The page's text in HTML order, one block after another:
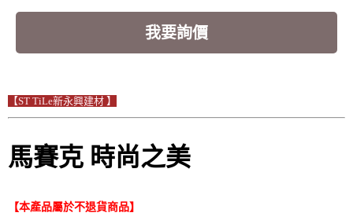
我要詢價
【ST TiLe新永興建材 】
馬賽克 時尚之美
【本產品屬於不退貨商品】